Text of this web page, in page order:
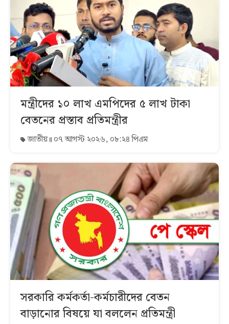
মন্ত্রীদের ১০ লাখ এমপিদের ৫ লাখ টাকা
বেতনের প্রস্তাব প্রতিমন্ত্রীর
জাতীয় ০৭ আগস্ট ২০২৬, ০৮:২৪ পিএম
সরকারি কর্মকর্তা-কর্মচারীদের বেতন
বাড়ানোর বিষয়ে যা বললেন প্রতিমন্ত্রী